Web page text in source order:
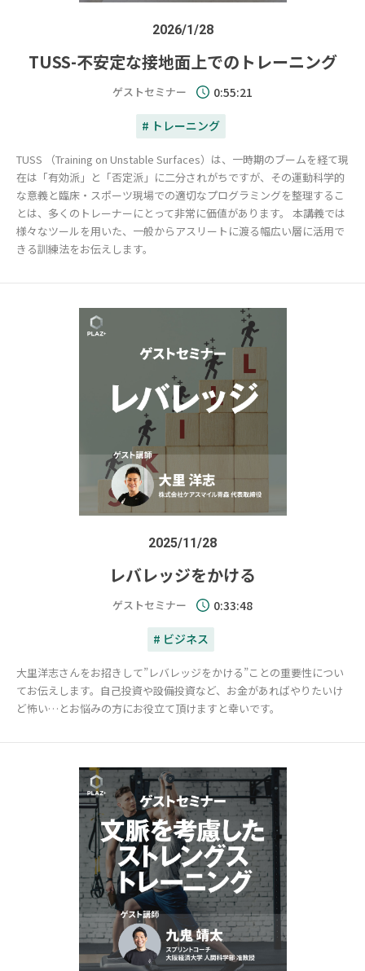
2026/1/28
TUSS-不安定な接地面上でのトレーニング
ゲストセミナー 0:55:21
# トレーニング
TUSS （Training on Unstable Surfaces）は、一時期のブームを経て現
在は「有効派」と「否定派」に二分されがちですが、その運動科学的
な意義と臨床・スポーツ現場での適切なプログラミングを整理するこ
とは、多くのトレーナーにとって非常に価値があります。 本講義では
様々なツールを用いた、一般からアスリートに渡る幅広い層に活用で
きる訓練法をお伝えします。
2025/11/28
レバレッジをかける
ゲストセミナー 0:33:48
# ビジネス
大里洋志さんをお招きして”レバレッジをかける”ことの重要性につい
てお伝えします。自己投資や設備投資など、お金があればやりたいけ
ど怖い…とお悩みの方にお役立て頂けますと幸いです。